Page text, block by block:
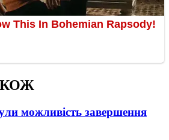
можливість завершення